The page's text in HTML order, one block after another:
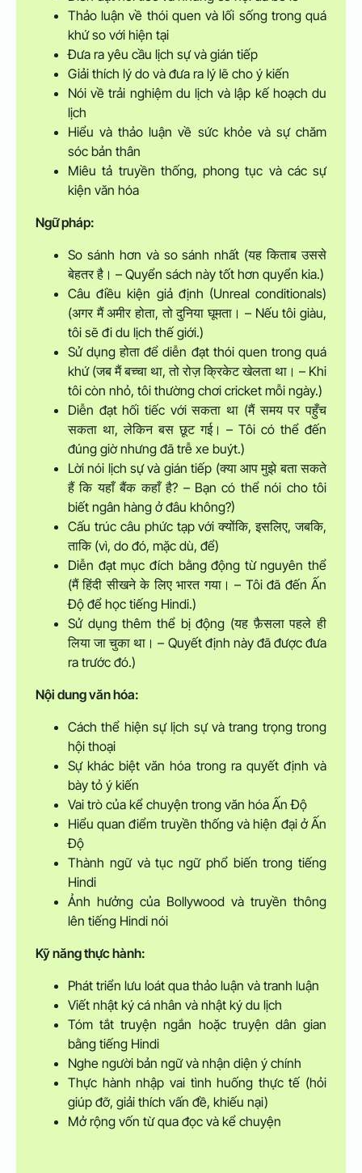
Thảo luận về thói quen và lối sống trong quá
khứ so với hiện tại
Đưa ra yêu cầu lịch sự và gián tiếp
Giải thích lý do và đưa ra lý lẽ cho ý kiến
Nói về trải nghiệm du lịch và lập kế hoạch du
lịch
Hiểu và thảo luận về sức khỏe và sự chăm
sóc bản thân
Miêu tả truyền thống, phong tục và các sự
kiện văn hóa
Ngữ pháp:
So sánh hơn và so sánh nhất (यह किताब उससे
बेहतर है। – Quyển sách này tốt hơn quyển kia.)
Câu điều kiện giả định (Unreal conditionals)
(अगर मैं अमीर होता, तो दुनिया घूमता। – Nếu tôi giàu,
tôi sẽ đi du lịch thế giới.)
Sử dụng होता để diễn đạt thói quen trong quá
khứ (जब मैं बच्चा था, तो रोज़ क्रिकेट खेलता था। – Khi
tôi còn nhỏ, tôi thường chơi cricket mỗi ngày.)
Diễn đạt hối tiếc với सकता था (मैं समय पर पहुँच
सकता था, लेकिन बस छूट गई। – Tôi có thể đến
đúng giờ nhưng đã trễ xe buýt.)
Lời nói lịch sự và gián tiếp (क्या आप मुझे बता सकते
हैं कि यहाँ बैंक कहाँ है? – Bạn có thể nói cho tôi
biết ngân hàng ở đâu không?)
Cấu trúc câu phức tạp với क्योंकि, इसलिए, जबकि,
ताकि (vì, do đó, mặc dù, để)
Diễn đạt mục đích bằng động từ nguyên thể
(मैं हिंदी सीखने के लिए भारत गया। – Tôi đã đến Ấn
Độ để học tiếng Hindi.)
Sử dụng thêm thể bị động (यह फ़ैसला पहले ही
लिया जा चुका था। – Quyết định này đã được đưa
ra trước đó.)
Nội dung văn hóa:
Cách thể hiện sự lịch sự và trang trọng trong
hội thoại
Sự khác biệt văn hóa trong ra quyết định và
bày tỏ ý kiến
Vai trò của kể chuyện trong văn hóa Ấn Độ
Hiểu quan điểm truyền thống và hiện đại ở Ấn
Độ
Thành ngữ và tục ngữ phổ biến trong tiếng
Hindi
Ảnh hưởng của Bollywood và truyền thông
lên tiếng Hindi nói
Kỹ năng thực hành:
Phát triển lưu loát qua thảo luận và tranh luận
Viết nhật ký cá nhân và nhật ký du lịch
Tóm tắt truyện ngắn hoặc truyện dân gian
bằng tiếng Hindi
Nghe người bản ngữ và nhận diện ý chính
Thực hành nhập vai tình huống thực tế (hỏi
giúp đỡ, giải thích vấn đề, khiếu nại)
Mở rộng vốn từ qua đọc và kể chuyện